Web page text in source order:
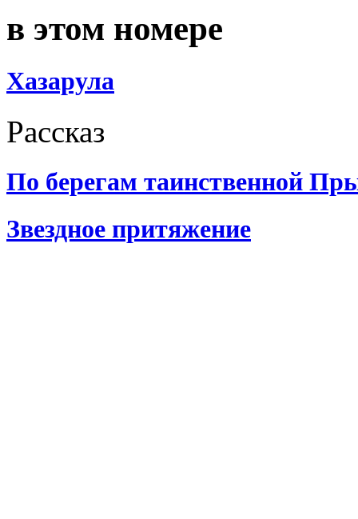
в этом номере
Хазарула
Рассказ
По берегам таинственной
Звездное притяжение